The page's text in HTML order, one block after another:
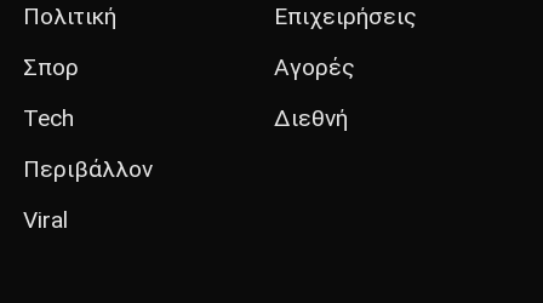
Πολιτική
Σπορ
Tech
Περιβάλλον
Viral
Επιχειρήσεις
Αγορές
Διεθνή